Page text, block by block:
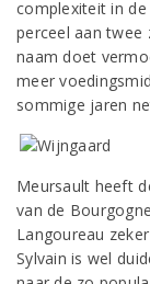
complexiteit in
perceel aan twee
naam doet
meer
sommige jaren
Meursault heeft
van de
Langoureau
Sylvain is wel